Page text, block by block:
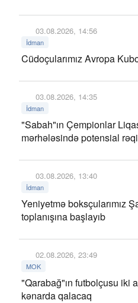
03.08.2026, 14:56
İdman
Cüdoçularımız Avropa
03.08.2026, 14:35
İdman
"Sabah"ın Çempionlar
mərhələsində potensial
03.08.2026, 13:40
İdman
Yeniyetmə boksçularımız
toplanışına başlayıb
02.08.2026, 23:49
MOK
"Qarabağ"ın futbolçusu iki
kənarda qalacaq